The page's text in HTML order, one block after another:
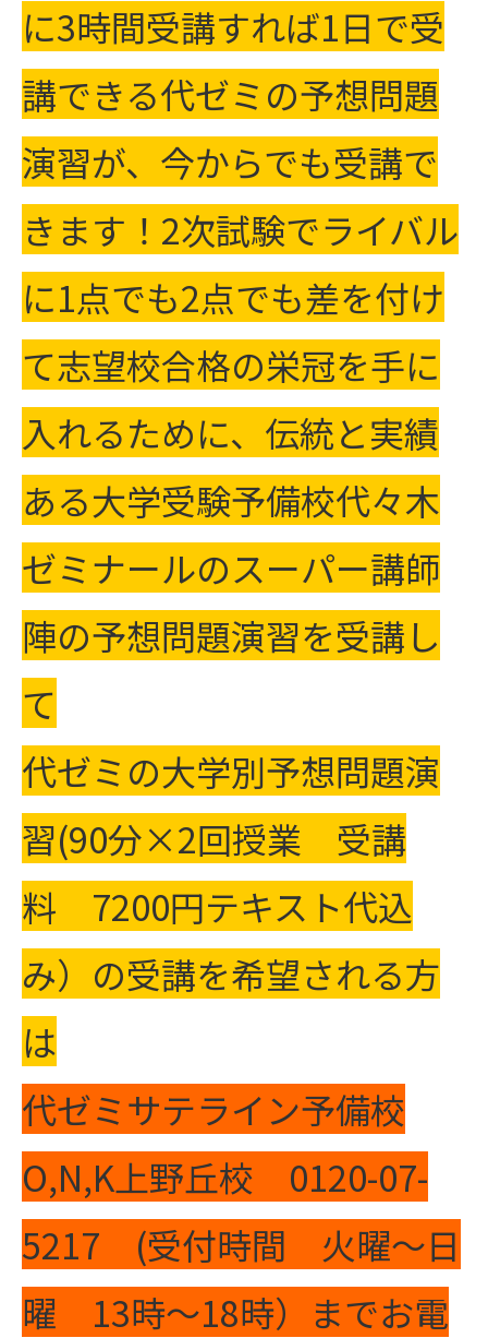
に3時間受講すれば1日で受
講できる代ゼミの予想問題
演習が、今からでも受講で
きます！2次試験でライバル
に1点でも2点でも差を付け
て志望校合格の栄冠を手に
入れるために、伝統と実績
ある大学受験予備校代々木
ゼミナールのスーパー講師
陣の予想問題演習を受講し
て
代ゼミの大学別予想問題演
習(90分×2回授業 受講
料 7200円テキスト代込
み）の受講を希望される方
は
代ゼミサテライン予備校
O,N,K上野丘校 0120-07-
5217 (受付時間 火曜～日
曜 13時～18時）までお電